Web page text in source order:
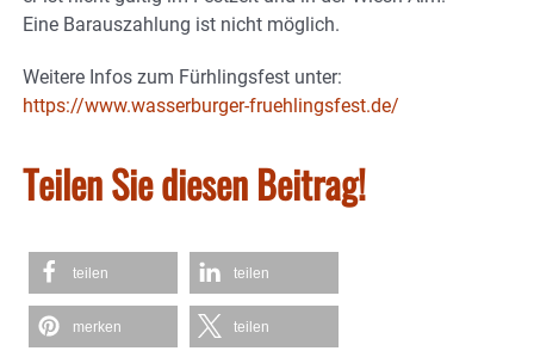
Eine Barauszahlung ist nicht möglich.
Weitere Infos zum Fürhlingsfest unter:
https://www.wasserburger-fruehlingsfest.de/
Teilen Sie diesen Beitrag!
teilen teilen
merken teilen